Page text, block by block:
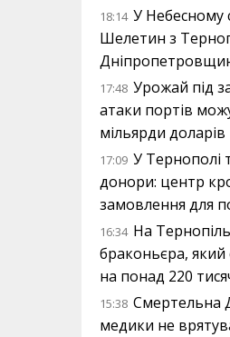
18:14 У Небесному
Шелетин з
17:48 Урожай під
атаки портів
мільярди доларів
17:09 У Тернополі
донори: центр
замовлення для
16:34 На
браконьєра,
на понад 220
15:38 Смертельна
медики не